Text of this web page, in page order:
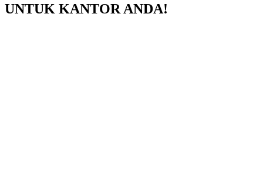
UNTUK KANTOR ANDA!